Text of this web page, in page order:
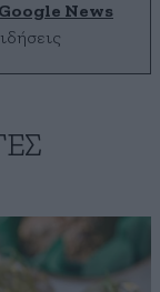
Google News